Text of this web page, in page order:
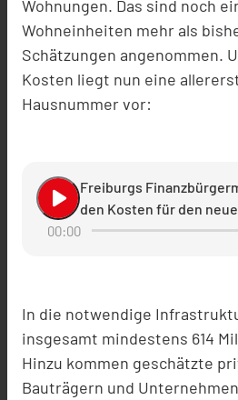
Wohnungen. Das sind noch
Wohneinheiten mehr als
Schätzungen angenommen.
Kosten liegt nun eine
Hausnummer vor:
play_arrow
Freiburgs
den Kosten für den
00:00
In die notwendige
insgesamt mindestens 614
Hinzu kommen geschätzte
Bauträgern und